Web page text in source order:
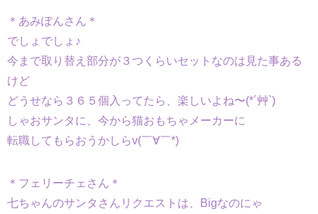
＊あみぽんさん＊
でしょでしょ♪
今まで取り替え部分が３つくらいセットなのは見た事ある
けど
どうせなら３６５個入ってたら、楽しいよね〜(*´艸`)
しゃおサンタに、今から猫おもちゃメーカーに
転職してもらおうかしらv(￣∀￣*)
＊フェリーチェさん＊
七ちゃんのサンタさんリクエストは、Bigなのにゃ